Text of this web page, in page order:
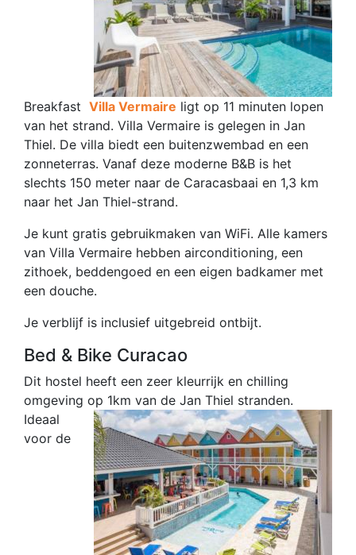
Breakfast Villa Vermaire ligt op 11 minuten lopen
van het strand. Villa Vermaire is gelegen in Jan
Thiel. De villa biedt een buitenzwembad en een
zonneterras. Vanaf deze moderne B&B is het
slechts 150 meter naar de Caracasbaai en 1,3 km
naar het Jan Thiel-strand.
Je kunt gratis gebruikmaken van WiFi. Alle kamers
van Villa Vermaire hebben airconditioning, een
zithoek, beddengoed en een eigen badkamer met
een douche.
Je verblijf is inclusief uitgebreid ontbijt.
Bed & Bike Curacao
Dit hostel heeft een zeer kleurrijk en chilling
omgeving op 1km van de Jan Thiel stranden.
Ideaal
voor de